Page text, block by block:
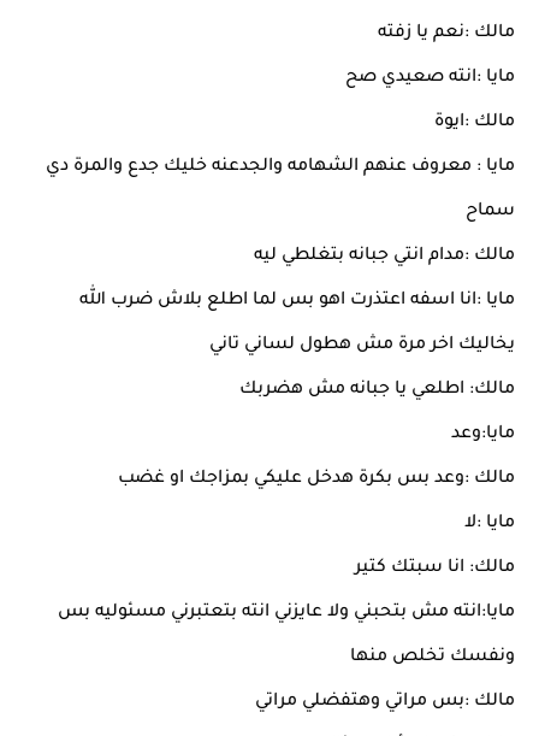
مالك :نعم يا زفته
مايا :انته صعيدي صح
مالك :ايوة
مايا : معروف عنهم الشهامه والجدعنه خليك جدع والمرة دي
سماح
مالك :مدام انتي جبانه بتغلطي ليه
مايا :انا اسفه اعتذرت اهو بس لما اطلع بلاش ضرب الله
يخاليك اخر مرة مش هطول لساني تاني
مالك: اطلعي يا جبانه مش هضربك
مايا:وعد
مالك :وعد بس بكرة هدخل عليكي بمزاجك او غضب
مايا :لا
مالك: انا سبتك كتير
مايا:انته مش بتحبني ولا عايزني انته بتعتبرني مسئوليه بس
ونفسك تخلص منها
مالك :بس مراتي وهتفضلي مراتي